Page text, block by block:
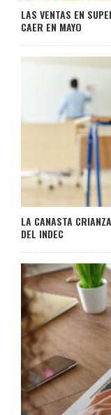
LAS VENTAS EN
CAER EN MAYO
LA CANASTA
DEL INDEC